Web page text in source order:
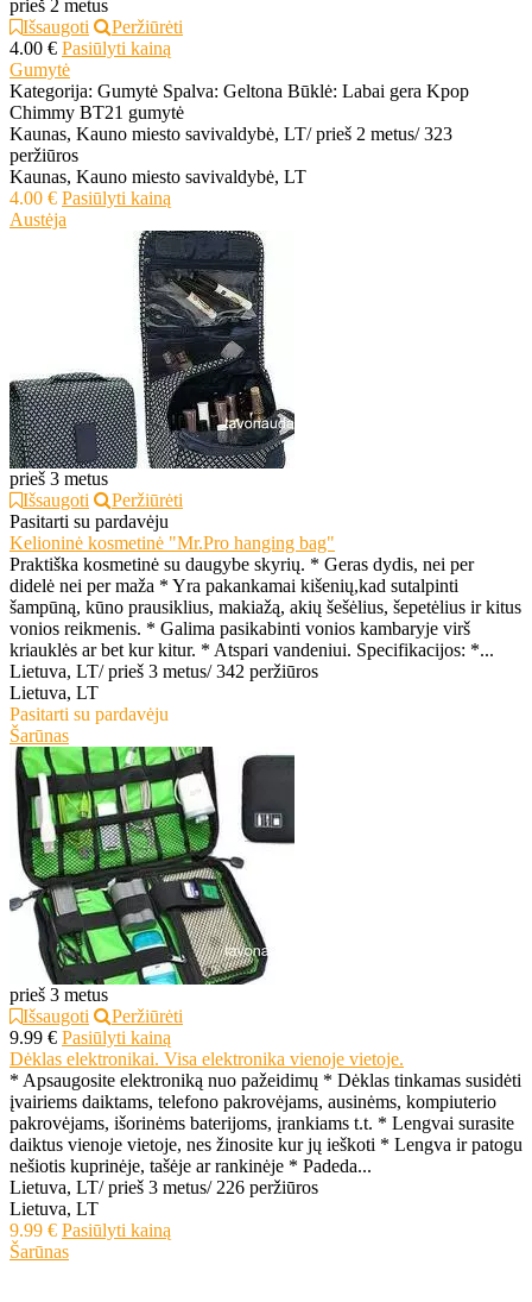
prieš 2 metus
Išsaugoti
Peržiūrėti
4.00 € Pasiūlyti kainą
Gumytė
Kategorija: Gumytė Spalva: Geltona Būklė: Labai gera Kpop
Chimmy BT21 gumytė
Kaunas, Kauno miesto savivaldybė, LT/ prieš 2 metus/ 323
peržiūros
Kaunas, Kauno miesto savivaldybė, LT
4.00 € Pasiūlyti kainą
Austėja
prieš 3 metus
Išsaugoti
Peržiūrėti
Pasitarti su pardavėju
Kelioninė kosmetinė "Mr.Pro hanging bag"
Praktiška kosmetinė su daugybe skyrių. * Geras dydis, nei per
didelė nei per maža * Yra pakankamai kišenių,kad sutalpinti
šampūną, kūno prausiklius, makiažą, akių šešėlius, šepetėlius ir kitus
vonios reikmenis. * Galima pasikabinti vonios kambaryje virš
kriauklės ar bet kur kitur. * Atspari vandeniui. Specifikacijos: *...
Lietuva, LT/ prieš 3 metus/ 342 peržiūros
Lietuva, LT
Pasitarti su pardavėju
Šarūnas
prieš 3 metus
Išsaugoti
Peržiūrėti
9.99 € Pasiūlyti kainą
Dėklas elektronikai. Visa elektronika vienoje vietoje.
* Apsaugosite elektroniką nuo pažeidimų * Dėklas tinkamas susidėti
įvairiems daiktams, telefono pakrovėjams, ausinėms, kompiuterio
pakrovėjams, išorinėms baterijoms, įrankiams t.t. * Lengvai surasite
daiktus vienoje vietoje, nes žinosite kur jų ieškoti * Lengva ir patogu
nešiotis kuprinėje, tašėje ar rankinėje * Padeda...
Lietuva, LT/ prieš 3 metus/ 226 peržiūros
Lietuva, LT
9.99 € Pasiūlyti kainą
Šarūnas